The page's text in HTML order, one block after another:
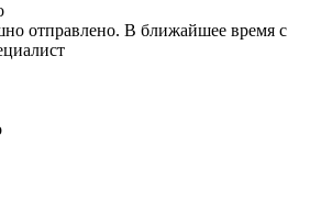
отправлено. В ближайшее время с